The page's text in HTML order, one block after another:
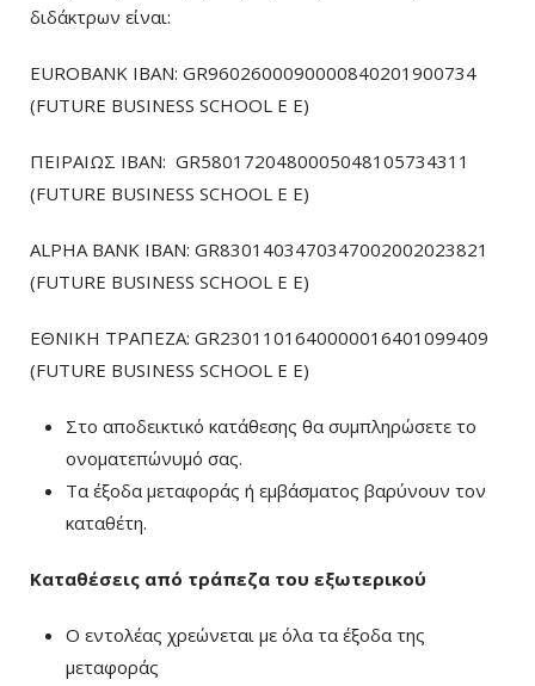
διδάκτρων είναι:
EUROBANK IBAN: GR9602600090000840201900734
(FUTURE BUSINESS SCHOOL E E)
ΠΕΙΡΑΙΩΣ ΙΒΑΝ: GR5801720480005048105734311
(FUTURE BUSINESS SCHOOL E E)
ALPHA BANK IBAN: GR8301403470347002002023821
(FUTURE BUSINESS SCHOOL E E)
ΕΘΝΙΚΗ ΤΡΑΠΕΖΑ: GR2301101640000016401099409
(FUTURE BUSINESS SCHOOL E E)
Στο αποδεικτικό κατάθεσης θα συμπληρώσετε το
ονοματεπώνυμό σας.
Τα έξοδα μεταφοράς ή εμβάσματος βαρύνουν τον
καταθέτη.
Καταθέσεις από τράπεζα του εξωτερικού
Ο εντολέας χρεώνεται με όλα τα έξοδα της
μεταφοράς